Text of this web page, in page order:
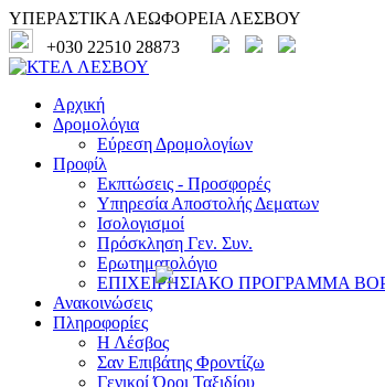
ΥΠΕΡΑΣΤΙΚΑ ΛΕΩΦΟΡΕΙΑ ΛΕΣΒΟΥ
+030 22510 28873
Αρχική
Δρομολόγια
Εύρεση Δρομολογίων
Προφίλ
Εκπτώσεις - Προσφορές
Υπηρεσία Αποστολής Δεματων
Ισολογισμοί
Πρόσκληση Γεν. Συν.
Ερωτηματολόγιο
ΕΠΙΧΕΙΡΗΣΙΑΚΟ ΠΡΟΓΡΑΜΜΑ
Ανακοινώσεις
Πληροφορίες
Η Λέσβος
Σαν Επιβάτης Φροντίζω
Γενικοί Όροι Ταξιδίου